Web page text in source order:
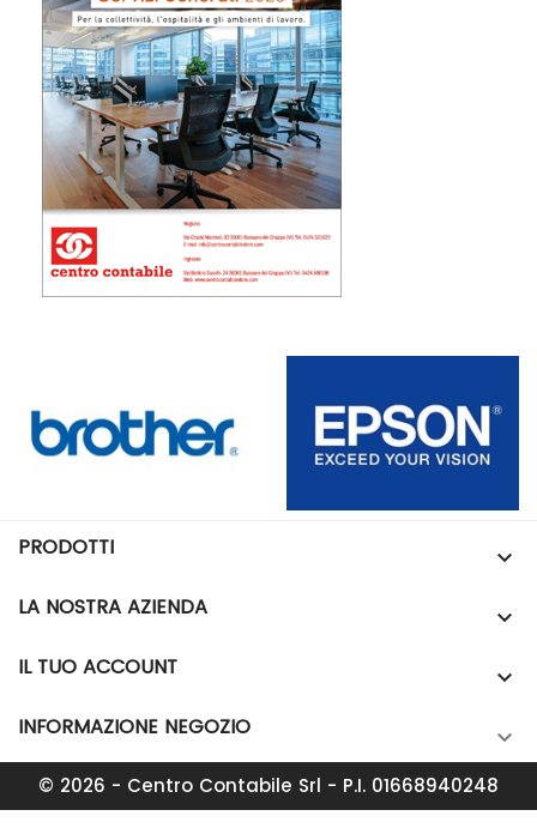
PRODOTTI 
LA NOSTRA AZIENDA 
IL TUO ACCOUNT 
INFORMAZIONE NEGOZIO 
© 2026 - Centro Contabile Srl - P.I. 01668940248